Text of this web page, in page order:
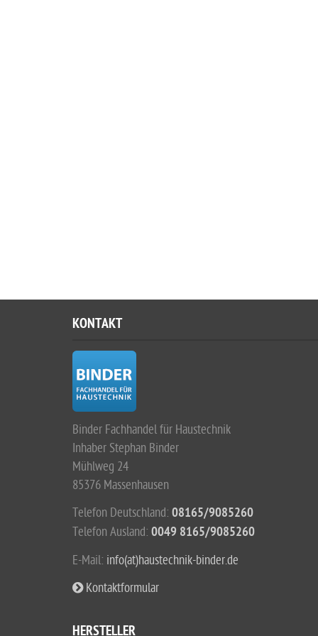
KONTAKT
Binder Fachhandel für Haustechnik
Inhaber Stephan Binder
Mühlweg 24
85376 Massenhausen
Telefon Deutschland: 08165/9085260
Telefon Ausland: 0049 8165/9085260
E-Mail: info(at)haustechnik-binder.de
Kontaktformular
HERSTELLER